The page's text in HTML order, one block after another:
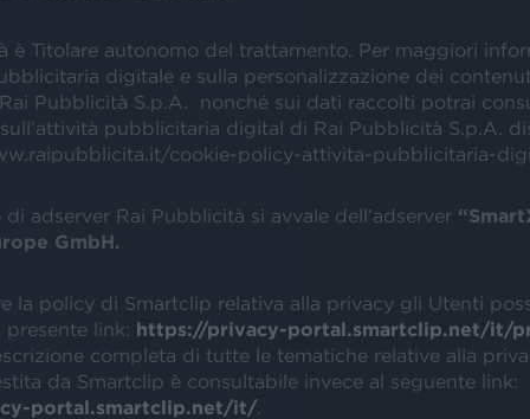
è Titolare autonomo del trattamento. Per maggiori
digitale e sulla personalizzazione dei
Pubblicità S.p.A. nonché sui dati raccolti potrai
pubblicitaria digital di Rai Pubblicità S.p.A.
cookie-policy-attivita-pubblicitaria-
adserver Rai Pubblicità si avvale dell’adserver
GmbH.
la policy di Smartclip relativa alla privacy gli Utenti
link: https://privacy-portal.smartclip.net/it/
completa di tutte le tematiche relative alla
da Smartclip è consultabile invece al seguente link:
portal.smartclip.net/it/.